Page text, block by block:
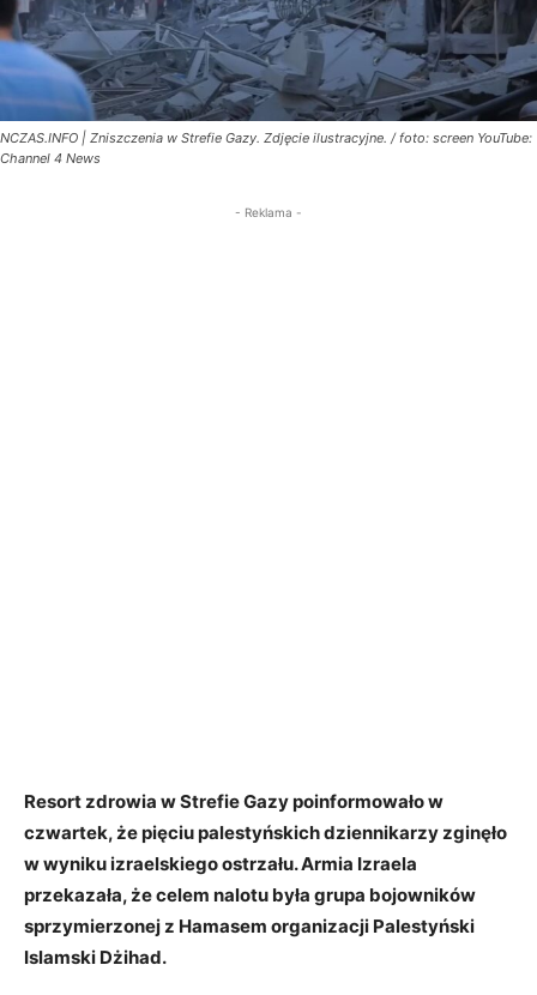
NCZAS.INFO | Zniszczenia w Strefie Gazy. Zdjęcie ilustracyjne. / foto: screen YouTube:
Channel 4 News
- Reklama -
Resort zdrowia w Strefie Gazy poinformowało w
czwartek, że pięciu palestyńskich dziennikarzy zginęło
w wyniku izraelskiego ostrzału. Armia Izraela
przekazała, że celem nalotu była grupa bojowników
sprzymierzonej z Hamasem organizacji Palestyński
Islamski Dżihad.